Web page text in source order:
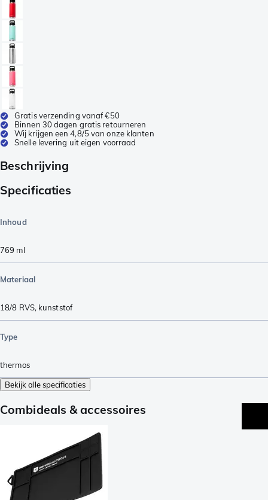
Gratis verzending vanaf €50
Binnen 30 dagen gratis retourneren
Wij krijgen een 4,8/5 van onze klanten
Snelle levering uit eigen voorraad
Beschrijving
Specificaties
Inhoud
769 ml
Materiaal
18/8 RVS, kunststof
Type
thermos
Bekijk alle specificaties
Combideals & accessoires